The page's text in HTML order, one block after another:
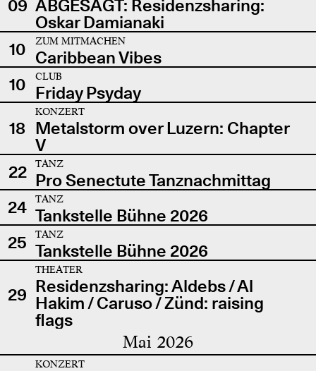
09 ABGESAGT: Residenzsharing:
Oskar Damianaki
10
ZUM MITMACHEN
Caribbean Vibes
10
CLUB
Friday Psyday
18
KONZERT
Metalstorm over Luzern: Chapter
V
22
TANZ
Pro Senectute Tanznachmittag
24
TANZ
Tankstelle Bühne 2026
25
TANZ
Tankstelle Bühne 2026
29
THEATER
Residenzsharing: Aldebs / Al
Hakim / Caruso / Zünd: raising
flags
Mai 2026
KONZERT